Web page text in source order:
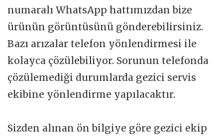
numaralı WhatsApp hattımızdan bize
ürünün görüntüsünü gönderebilirsiniz.
Bazı arızalar telefon yönlendirmesi ile
kolayca çözülebiliyor. Sorunun telefonda
çözülemediği durumlarda gezici servis
ekibine yönlendirme yapılacaktır.
Sizden alınan ön bilgiye göre gezici ekip